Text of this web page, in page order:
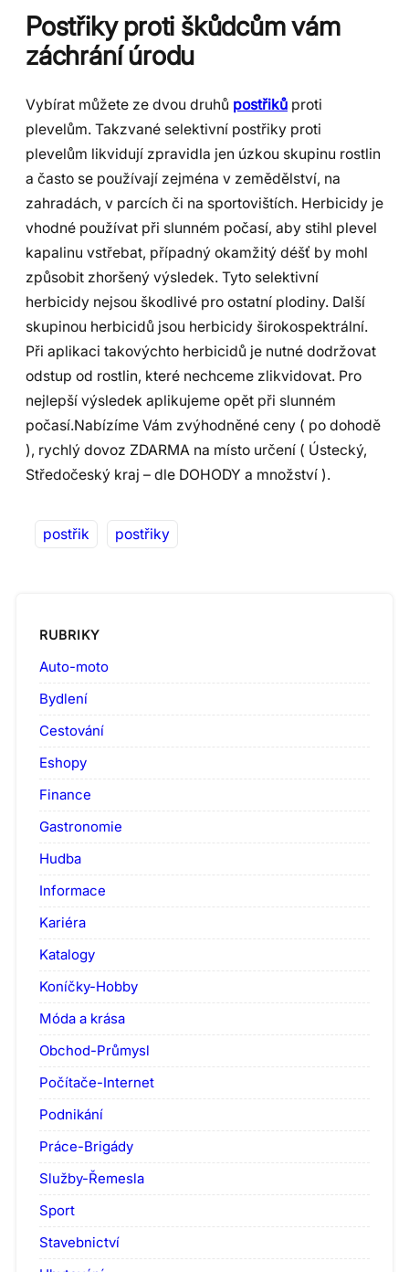
Postřiky proti škůdcům vám
záchrání úrodu
Vybírat můžete ze dvou druhů postřiků proti
plevelům. Takzvané selektivní postřiky proti
plevelům likvidují zpravidla jen úzkou skupinu rostlin
a často se používají zejména v zemědělství, na
zahradách, v parcích či na sportovištích. Herbicidy je
vhodné používat při slunném počasí, aby stihl plevel
kapalinu vstřebat, případný okamžitý déšť by mohl
způsobit zhoršený výsledek. Tyto selektivní
herbicidy nejsou škodlivé pro ostatní plodiny. Další
skupinou herbicidů jsou herbicidy širokospektrální.
Při aplikaci takovýchto herbicidů je nutné dodržovat
odstup od rostlin, které nechceme zlikvidovat. Pro
nejlepší výsledek aplikujeme opět při slunném
počasí.Nabízíme Vám zvýhodněné ceny ( po dohodě
), rychlý dovoz ZDARMA na místo určení ( Ústecký,
Středočeský kraj – dle DOHODY a množství ).
postřik postřiky
RUBRIKY
Auto-moto
Bydlení
Cestování
Eshopy
Finance
Gastronomie
Hudba
Informace
Kariéra
Katalogy
Koníčky-Hobby
Móda a krása
Obchod-Průmysl
Počítače-Internet
Podnikání
Práce-Brigády
Služby-Řemesla
Sport
Stavebnictví